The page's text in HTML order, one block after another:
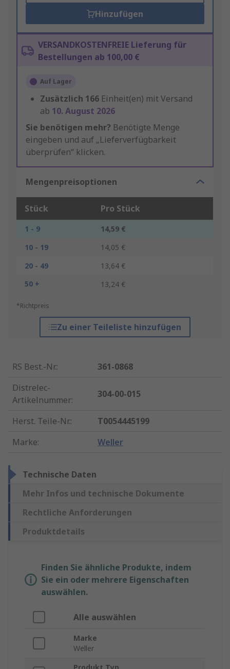
Hinzufügen
VERSANDKOSTENFREIE Lieferung für
Bestellungen ab 100,00 €
Auf Lager
Zusätzlich 166 Einheit(en) mit Versand
ab 10. August 2026
Sie benötigen mehr? Benötigte Menge
eingeben und auf „Lieferverfügbarkeit
überprüfen“ klicken.
Mengenpreisoptionen
Stück Pro Stück
1 - 9
14,59 €
10 - 19
14,05 €
20 - 49
13,64 €
50 +
13,24 €
*Richtpreis
Zu einer Teileliste hinzufügen
RS Best.-Nr.:
361-0868
Distrelec-
Artikelnummer:
304-00-015
Herst. Teile-Nr.:
T0054445199
Marke: Weller
Technische Daten
Mehr Infos und technische Dokumente
Rechtliche Anforderungen
Produktdetails
Finden Sie ähnliche Produkte, indem
Sie ein oder mehrere Eigenschaften
auswählen.
Alle auswählen
Marke
Weller